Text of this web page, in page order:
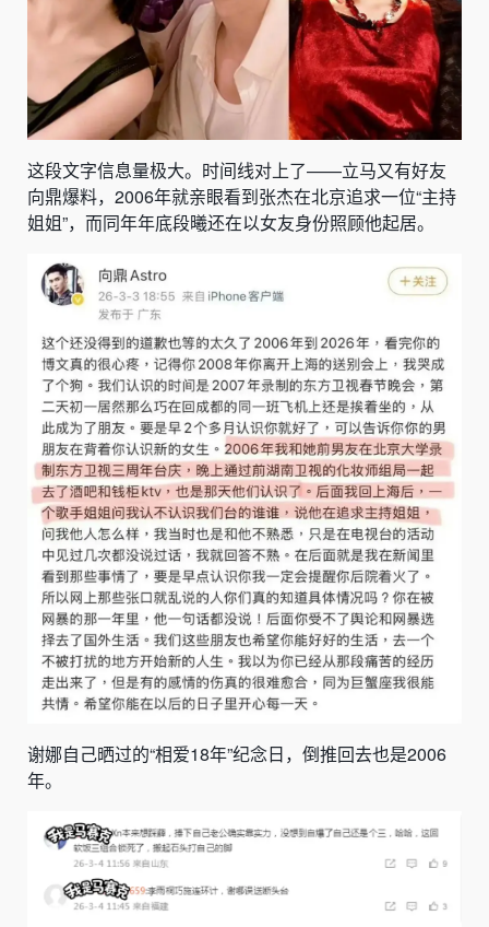
这段文字信息量极大。时间线对上了——立马又有好友
向鼎爆料，2006年就亲眼看到张杰在北京追求一位“主持
姐姐”，而同年年底段曦还在以女友身份照顾他起居。
谢娜自己晒过的“相爱18年”纪念日，倒推回去也是2006
年。